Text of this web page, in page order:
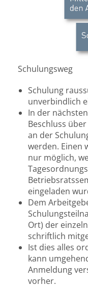
Schulungsweg
Schulung
unverbindlich
In der
Beschluss
an der
werden. Einen
nur möglich,
eingeladen
Dem
Ort) der
schriftlich
Ist dies alles
kann
Anmeldung
vorher.